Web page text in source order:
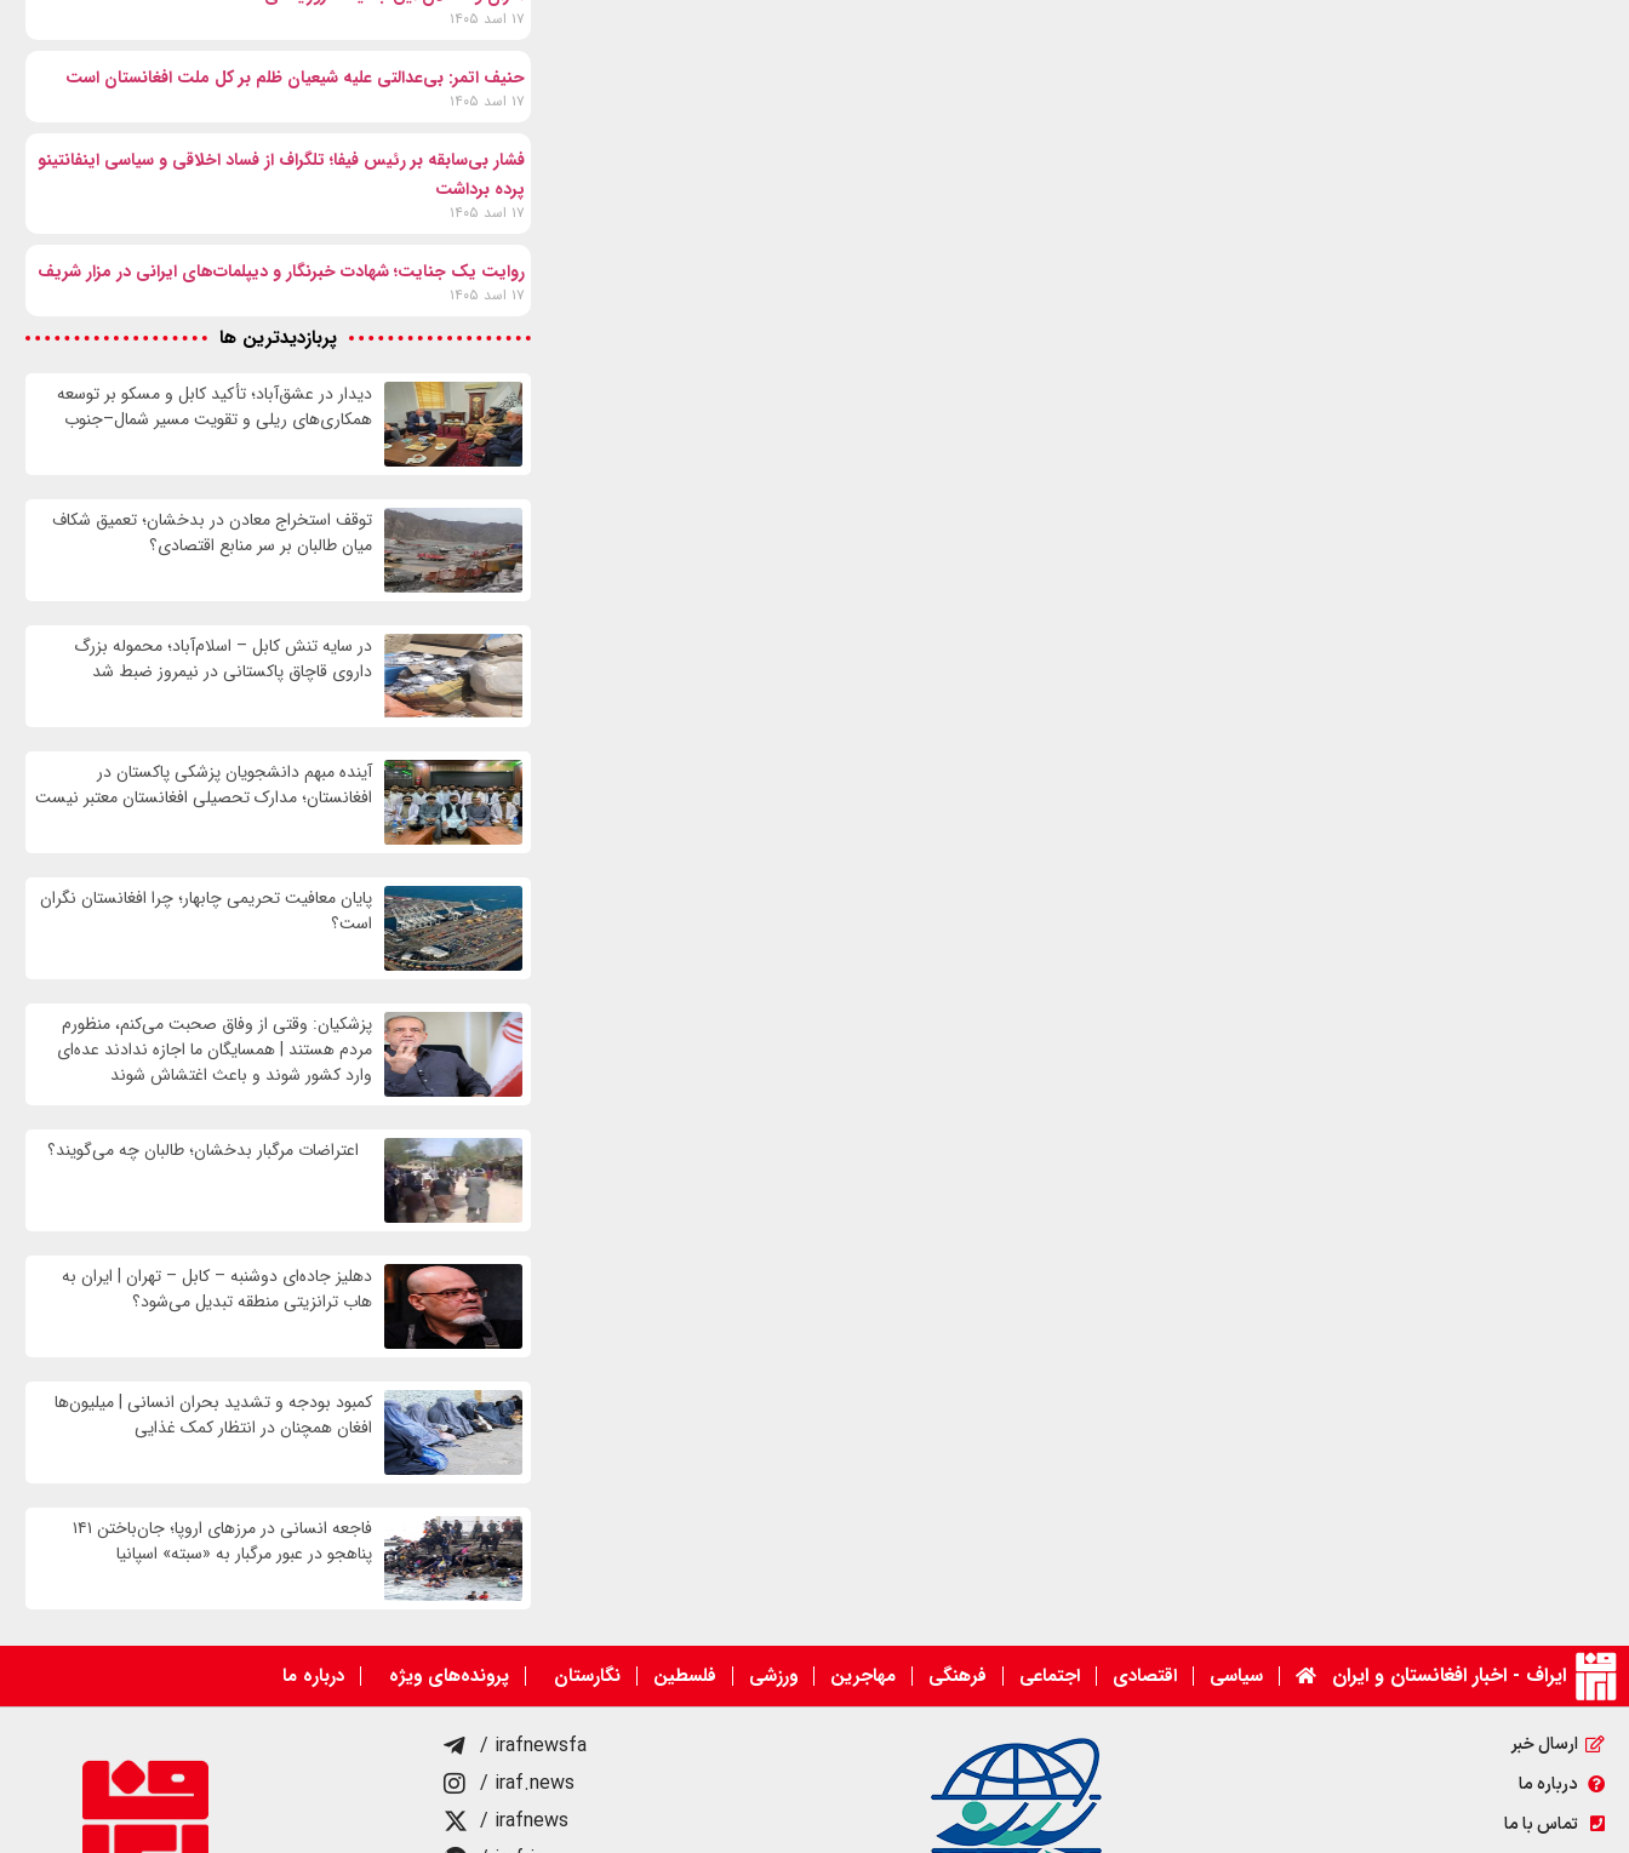
۱۷ اسد ۱۴۰۵
حنیف اتمر: بی‌عدالتی علیه شیعیان ظلم بر کل ملت افغانستان است
۱۷ اسد ۱۴۰۵
فشار بی‌سابقه بر رئیس فیفا؛ تلگراف از فساد اخلاقی و سیاسی اینفانتینو
پرده برداشت
۱۷ اسد ۱۴۰۵
روایت یک جنایت؛ شهادت خبرنگار و دیپلمات‌های ایرانی در مزار شریف
۱۷ اسد ۱۴۰۵
پربازدیدترین ها
دیدار در عشق‌آباد؛ تأکید کابل و مسکو بر توسعه
همکاری‌های ریلی و تقویت مسیر شمال–جنوب
توقف استخراج معادن در بدخشان؛ تعمیق شکاف
میان طالبان بر سر منابع اقتصادی؟
در سایه تنش کابل – اسلام‌آباد؛ محموله بزرگ
داروی قاچاق پاکستانی در نیمروز ضبط شد
آینده مبهم دانشجویان پزشکی پاکستان در
افغانستان؛ مدارک تحصیلی افغانستان معتبر نیست
پایان معافیت تحریمی‌ چابهار؛ چرا افغانستان نگران
است؟
پزشکیان: وقتی از وفاق صحبت می‌کنم، منظورم
مردم هستند | همسایگان ما اجازه ندادند عده‌ای
وارد کشور شوند و باعث اغتشاش شوند
اعتراضات مرگبار بدخشان؛ طالبان چه می‌گویند؟
دهلیز جاده‌ای دوشنبه – کابل – تهران | ایران به
هاب ترانزیتی منطقه تبدیل می‌شود؟
کمبود بودجه و تشدید بحران انسانی | میلیون‌ها
افغان همچنان در انتظار کمک غذایی
فاجعه انسانی در مرزهای اروپا؛ جان‌باختن ۱۴۱
پناهجو در عبور مرگبار به «سبته» اسپانیا
ایراف - اخبار افغانستان و ایران سیاسی اقتصادی اجتماعی فرهنگی مهاجرین ورزشی فلسطین نگارستان پرونده‌های ویژه درباره ما
ارسال خبر
درباره ما
تماس با ما
/ irafnewsfa
/ iraf.news
/ irafnews